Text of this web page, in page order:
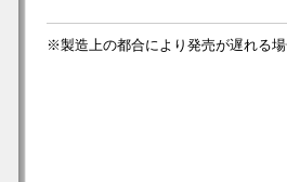
※製造上の都合により発売が遅れる